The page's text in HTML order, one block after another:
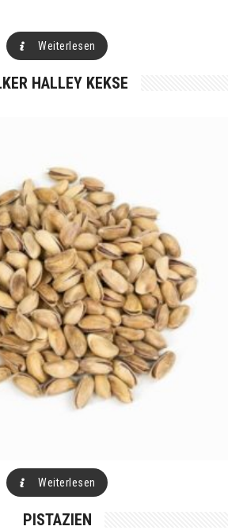
Weiterlesen
HALLEY KEKSE
Weiterlesen
PISTAZIEN